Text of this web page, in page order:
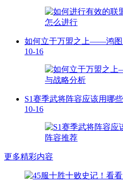
如何立于万盟之上——鸿图
10-16
S1赛季武将阵容应该用哪
10-16
更多精彩内容